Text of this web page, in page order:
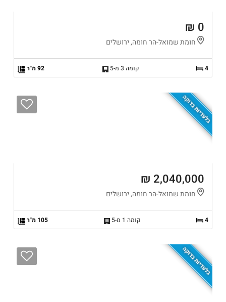
0 ₪
חומת שמואל-הר חומה, ירושלים
4 קומה 3 מ-5 92 מ"ר
בלעדיות בדוקה
2,040,000 ₪
חומת שמואל-הר חומה, ירושלים
4 קומה 1 מ-5 105 מ"ר
בלעדיות בדוקה